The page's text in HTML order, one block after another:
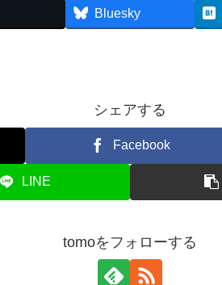
Bluesky
シェアする
Facebook
LINE
tomoをフォローする